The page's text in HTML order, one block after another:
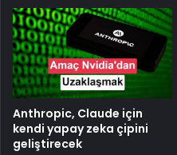
Anthropic, Claude için
kendi yapay zeka çipini
geliştirecek